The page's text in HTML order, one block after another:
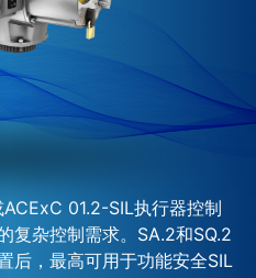
01.2-SIL执行器控制
复杂控制需求。SA.2和SQ.2
后，最高可用于功能安全SIL